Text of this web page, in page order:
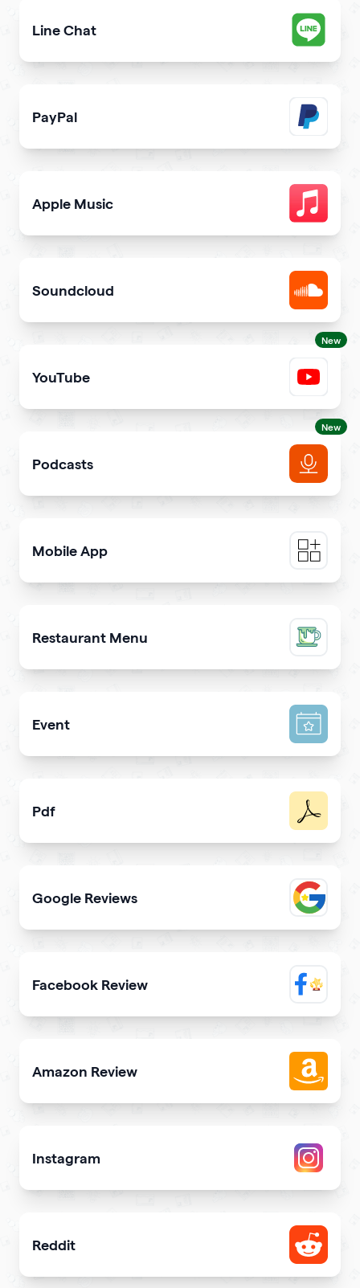
Line Chat
PayPal
Get paid and donation with PayPal
Apple Music
Soundcloud
New
YouTube
New
Podcasts
Mobile App
Promote a mobile app & get more downloads
Restaurant Menu
Present your dishes and drinks on your qrcode to
Event
Pdf
Google Reviews
Facebook Review
Display reviews from your Facebook page on your site
Amazon Review
Instagram
Attract more Instagram followers
Reddit